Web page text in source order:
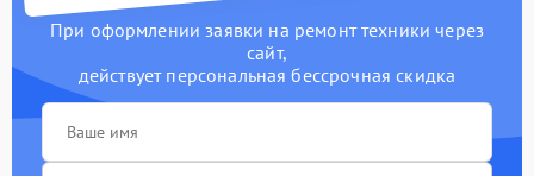
При оформлении заявки на ремонт техники через
сайт,
действует персональная бессрочная скидка